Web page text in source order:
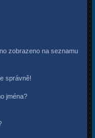
zobrazeno na seznamu
správně!
jména?